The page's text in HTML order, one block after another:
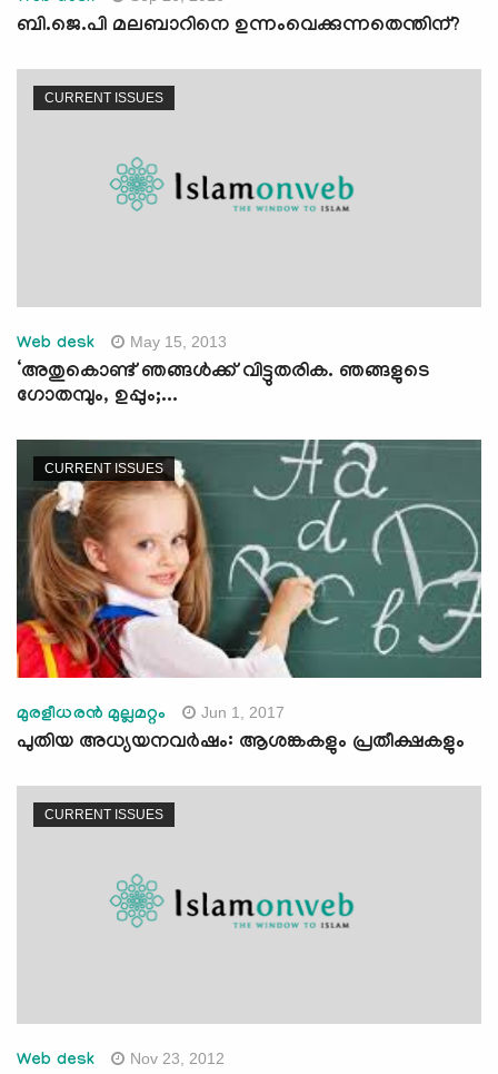
ബി.ജെ.പി മലബാറിനെ ഉന്നംവെക്കുന്നതെന്തിന്?
CURRENT ISSUES
Web desk May 15, 2013
‘അതുകൊണ്ട് ഞങ്ങള്‍ക്ക് വിട്ടുതരിക. ഞങ്ങളുടെ
ഗോതമ്പും, ഉപ്പും;...
CURRENT ISSUES
മുരളീധരന്‍ മുല്ലമറ്റം Jun 1, 2017
പുതിയ അധ്യയനവര്‍ഷം: ആശങ്കകളും പ്രതീക്ഷകളും
CURRENT ISSUES
Web desk Nov 23, 2012